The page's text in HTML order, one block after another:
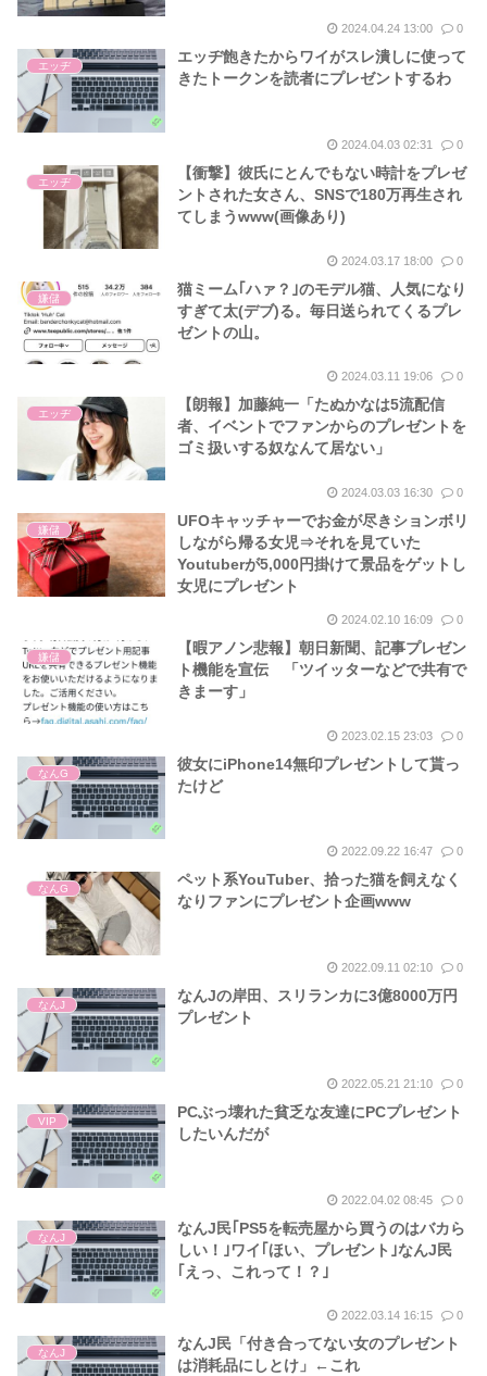
2024.04.24 13:00 0
エッヂ
エッヂ飽きたからワイがスレ潰しに使って
きたトークンを読者にプレゼントするわ
2024.04.03 02:31 0
エッヂ
【衝撃】彼氏にとんでもない時計をプレゼ
ントされた女さん、SNSで180万再生され
てしまうwww(画像あり)
2024.03.17 18:00 0
嫌儲
猫ミーム｢ハァ？｣のモデル猫、人気になり
すぎて太(デブ)る。毎日送られてくるプレ
ゼントの山。
2024.03.11 19:06 0
エッヂ
【朗報】加藤純一「たぬかなは5流配信
者、イベントでファンからのプレゼントを
ゴミ扱いする奴なんて居ない」
2024.03.03 16:30 0
嫌儲
UFOキャッチャーでお金が尽きションボリ
しながら帰る女児⇒それを見ていた
Youtuberが5,000円掛けて景品をゲットし
女児にプレゼント
2024.02.10 16:09 0
嫌儲
【暇アノン悲報】朝日新聞、記事プレゼン
ト機能を宣伝 「ツイッターなどで共有で
きまーす」
2023.02.15 23:03 0
なんG
彼女にiPhone14無印プレゼントして貰っ
たけど
2022.09.22 16:47 0
なんG
ペット系YouTuber、拾った猫を飼えなく
なりファンにプレゼント企画www
2022.09.11 02:10 0
なんJ
なんJの岸田、スリランカに3億8000万円
プレゼント
2022.05.21 21:10 0
VIP
PCぶっ壊れた貧乏な友達にPCプレゼント
したいんだが
2022.04.02 08:45 0
なんJ
なんJ民｢PS5を転売屋から買うのはバカら
しい！｣ワイ｢ほい、プレゼント｣なんJ民
｢えっ、これって！？｣
2022.03.14 16:15 0
なんJ
なんJ民「付き合ってない女のプレゼント
は消耗品にしとけ」←これ